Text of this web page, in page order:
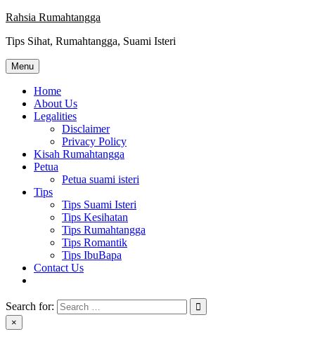
Skip
content
Rahsia Rumahtangga
Tips Sihat, Rumahtangga, Suami Isteri
Menu
Home
About Us
Legalities
Disclaimer
Privacy Policy
Kisah Rumahtangga
Petua
Petua suami isteri
Tips
Tips Suami Isteri
Tips Kesihatan
Tips Rumahtangga
Tips Romantik
Tips IbuBapa
Contact Us
Search for:
×